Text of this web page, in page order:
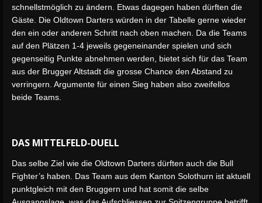
schnellstmöglich zu ändern. Etwas dagegen haben dürften die
Gäste. Die Oldtown Darters würden in der Tabelle gerne wieder
den ein oder anderen Schritt nach oben machen. Da die Teams
auf den Plätzen 1-4 jeweils gegeneinander spielen und sich
gegenseitig Punkte abnehmen werden, bietet sich für das Team
aus der Brugger Altstadt die grosse Chance den Abstand zu
verringern. Argumente für einen Sieg haben also zweifellos
beide Teams.
DAS MITTELFELD-DUELL
Das selbe Ziel wie die Oldtown Darters dürften auch die Bull
Fighter’s haben. Das Team aus dem Kanton Solothurn ist aktuell
punktgleich mit den Bruggern und hat somit die selbe